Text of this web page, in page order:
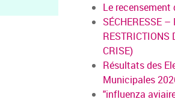
Le recensement
SÉCHERESSE –
RESTRICTIONS
CRISE)
Résultats des
Municipales
"influenza